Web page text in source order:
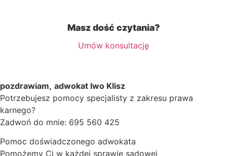
Masz dość czytania?
Umów konsultację
pozdrawiam, adwokat Iwo Klisz
Potrzebujesz pomocy specjalisty z zakresu prawa
karnego?
Zadwoń do mnie: 695 560 425
Pomoc doświadczonego adwokata
Pomożemy Ci w każdej sprawie sądowej